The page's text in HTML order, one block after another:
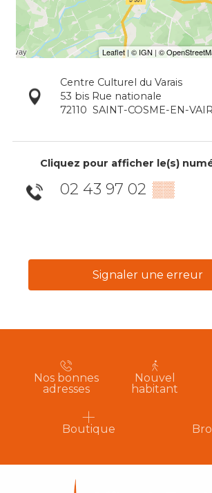
Centre Culturel du Varais
53 bis Rue nationale
72110 SAINT-COSME-EN-
Cliquez pour afficher le(s)
02 43 97 02 ▒▒
Signaler une erreur
Nos bonnes
adresses
Nouvel
habitant
Boutique